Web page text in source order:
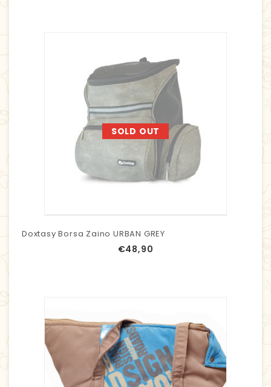
SOLD OUT
Doxtasy Borsa Zaino URBAN GREY
€48,90